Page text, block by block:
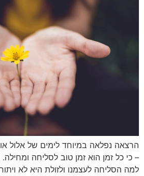
הרצאה נפלאה במיוחד לימים של אלול או
– כי כל זמן הוא זמן טוב לסליחה
למה הסליחה לעצמנו ולזולת היא לא